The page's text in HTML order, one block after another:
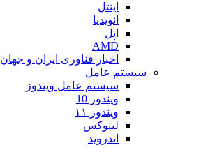
اینتل
انویدیا
اپل
AMD
اخبار فناوری ایران و جهان
سیستم عامل
سیستم عامل ویندوز
ویندوز 10
ویندوز ۱۱
لینوکس
اندروید